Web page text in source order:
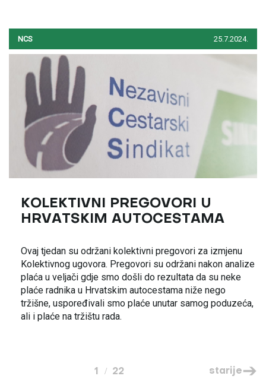
NCS 25.7.2024.
KOLEKTIVNI PREGOVORI U
HRVATSKIM AUTOCESTAMA
Ovaj tjedan su održani kolektivni pregovori za izmjenu
Kolektivnog ugovora. Pregovori su održani nakon analize
plaća u veljači gdje smo došli do rezultata da su neke
plaće radnika u Hrvatskim autocestama niže nego
tržišne, uspoređivali smo plaće unutar samog poduzeća,
ali i plaće na tržištu rada.
1 22 starije